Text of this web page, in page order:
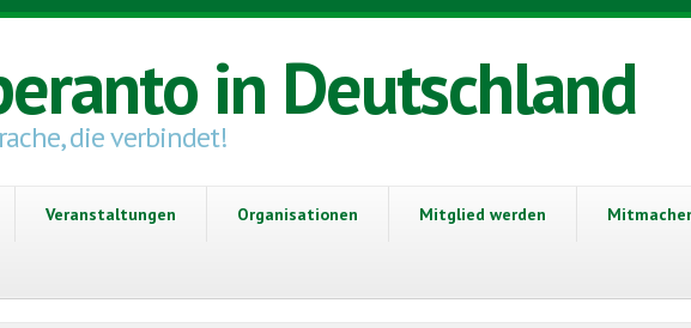
in Deutschland
die verbindet!
Veranstaltungen Organisationen Mitglied werden